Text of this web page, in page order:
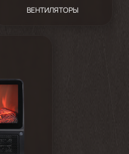
ВЕНТИЛЯТОРЫ